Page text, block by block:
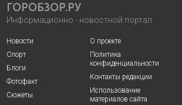
ГОРОБЗОР.РУ
Информационно - новостной портал
Новости
Спорт
Блоги
Фотофакт
Сюжеты
О проекте
Политика
конфиденциальности
Контакты редакции
Использование
материалов сайта